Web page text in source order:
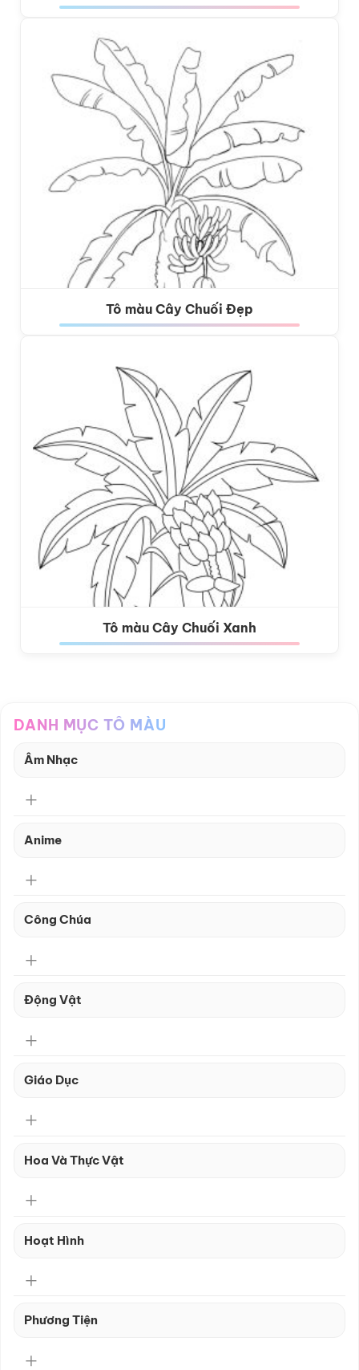
Tô màu Cây Chuối Đẹp
Tô màu Cây Chuối Xanh
DANH MỤC TÔ MÀU
Âm Nhạc
Anime
Công Chúa
Động Vật
Giáo Dục
Hoa Và Thực Vật
Hoạt Hình
Phương Tiện